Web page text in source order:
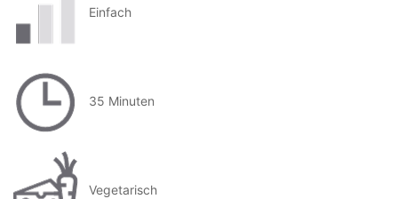
Einfach
35 Minuten
Vegetarisch